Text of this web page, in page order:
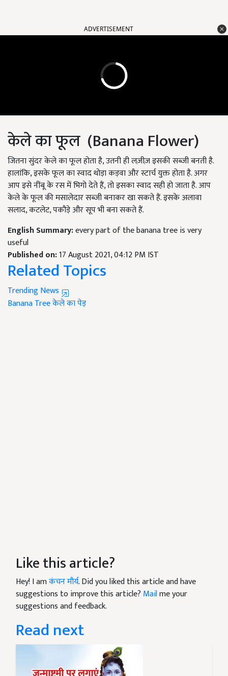
ADVERTISEMENT
केले का फूल (Banana Flower)
जितना सुंदर केले का फूल होता है, उतनी ही लज़ीज़ इसकी सब्ज़ी बनती है.
हालांकि, इसके फूल का स्वाद थोड़ा कड़वा और स्टार्च युक्त होता है. अगर
आप इसे नींबू के रस में भिगो देते हैं, तो इसका स्वाद सही हो जाता है. आप
केले के फूल की मसालेदार सब्ज़ी बनाकर खा सकते हैं. इसके अलावा
सलाद, कटलेट, पकौड़े और सूप भी बना सकते हैं.
English Summary:every part of the banana tree is very
useful
Published on:17 August 2021, 04:12 PM IST
Related Topics
Trending News
Banana Treeकेले का पेड़
Like this article?
Hey! I amकंचन मौर्य. Did you liked this article and have
suggestions to improve this article? Mailme your
suggestions and feedback.
Read next